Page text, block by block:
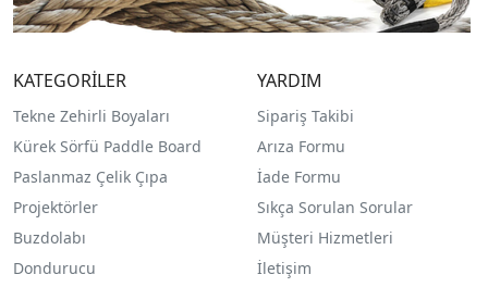
KATEGORİLER
Tekne Zehirli Boyaları
Kürek Sörfü Paddle Board
Paslanmaz Çelik Çıpa
Projektörler
Buzdolabı
Dondurucu
YARDIM
Sipariş Takibi
Arıza Formu
İade Formu
Sıkça Sorulan Sorular
Müşteri Hizmetleri
İletişim